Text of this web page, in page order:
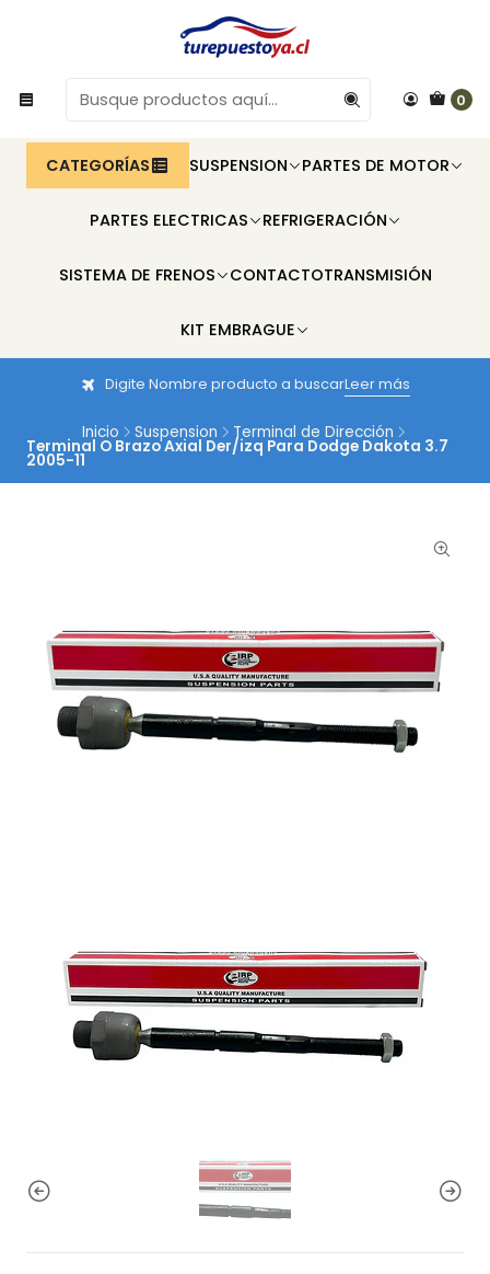
0
CATEGORÍAS SUSPENSION PARTES DE MOTOR
PARTES ELECTRICAS REFRIGERACIÓN
SISTEMA DE FRENOS CONTACTOTRANSMISIÓN
KIT EMBRAGUE
Digite Nombre producto a buscarLeer más
Inicio Suspension Terminal de Dirección
Terminal O Brazo Axial Der/izq Para Dodge Dakota 3.7
2005-11